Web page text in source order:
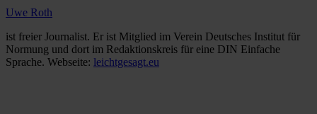
Uwe Roth
ist freier Journalist. Er ist Mitglied im Verein Deutsches Institut für
Normung und dort im Redaktionskreis für eine DIN Einfache
Sprache. Webseite: leichtgesagt.eu